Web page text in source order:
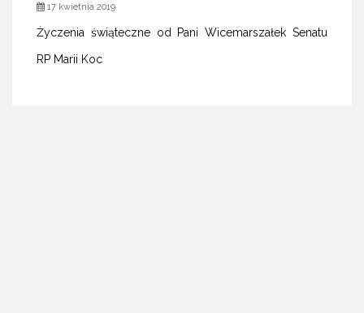
17 kwietnia 2019
Życzenia świąteczne od Pani Wicemarszałek Senatu
RP Marii Koc